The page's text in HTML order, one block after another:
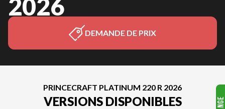
2026
DEMANDE DE PRIX
PRINCECRAFT PLATINUM 220 R 2026
VERSIONS DISPONIBLES